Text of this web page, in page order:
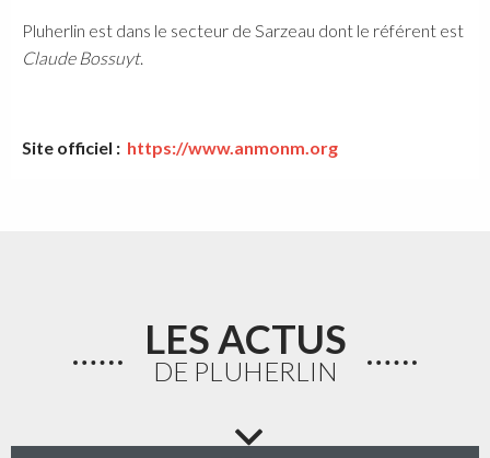
Pluherlin est dans le secteur de Sarzeau dont le référent est
Claude Bossuyt.
Site officiel : https://www.anmonm.org
LES ACTUS
DE PLUHERLIN